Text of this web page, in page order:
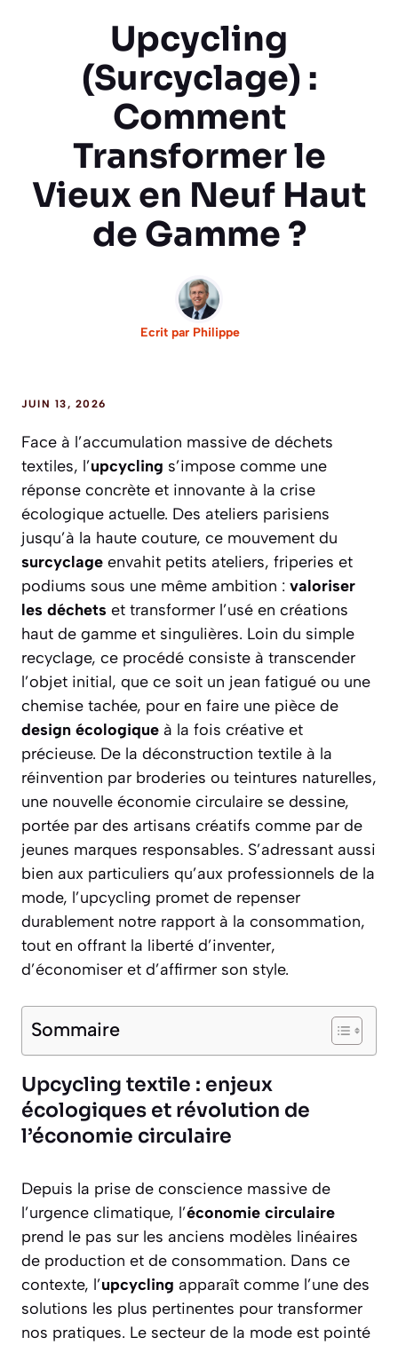
Upcycling
(Surcyclage) :
Comment
Transformer le
Vieux en Neuf Haut
de Gamme ?
Ecrit par Philippe
JUIN 13, 2026
Face à l’accumulation massive de déchets
textiles, l’upcycling s’impose comme une
réponse concrète et innovante à la crise
écologique actuelle. Des ateliers parisiens
jusqu’à la haute couture, ce mouvement du
surcyclage envahit petits ateliers, friperies et
podiums sous une même ambition : valoriser
les déchets et transformer l’usé en créations
haut de gamme et singulières. Loin du simple
recyclage, ce procédé consiste à transcender
l’objet initial, que ce soit un jean fatigué ou une
chemise tachée, pour en faire une pièce de
design écologique à la fois créative et
précieuse. De la déconstruction textile à la
réinvention par broderies ou teintures naturelles,
une nouvelle économie circulaire se dessine,
portée par des artisans créatifs comme par de
jeunes marques responsables. S’adressant aussi
bien aux particuliers qu’aux professionnels de la
mode, l’upcycling promet de repenser
durablement notre rapport à la consommation,
tout en offrant la liberté d’inventer,
d’économiser et d’affirmer son style.
Sommaire
Upcycling textile : enjeux
écologiques et révolution de
l’économie circulaire
Depuis la prise de conscience massive de
l’urgence climatique, l’économie circulaire
prend le pas sur les anciens modèles linéaires
de production et de consommation. Dans ce
contexte, l’upcycling apparaît comme l’une des
solutions les plus pertinentes pour transformer
nos pratiques. Le secteur de la mode est pointé